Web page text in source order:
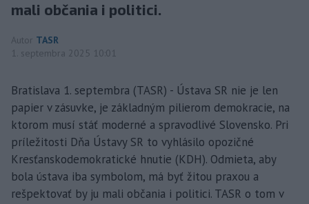
mali občania i politici.
Autor TASR
1. septembra 2025 10:01
Bratislava 1. septembra (TASR) - Ústava SR nie je len
papier v zásuvke, je základným pilierom demokracie, na
ktorom musí stáť moderné a spravodlivé Slovensko. Pri
príležitosti Dňa Ústavy SR to vyhlásilo opozičné
Kresťanskodemokratické hnutie (KDH). Odmieta, aby
bola ústava iba symbolom, má byť žitou praxou a
rešpektovať by ju mali občania i politici. TASR o tom v